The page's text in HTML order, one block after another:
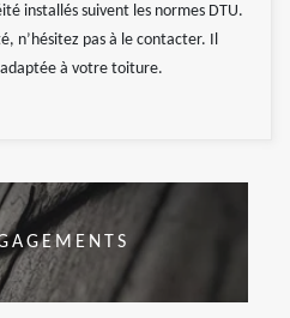
installés suivent les normes DTU.
n’hésitez pas à le contacter. Il
à votre toiture.